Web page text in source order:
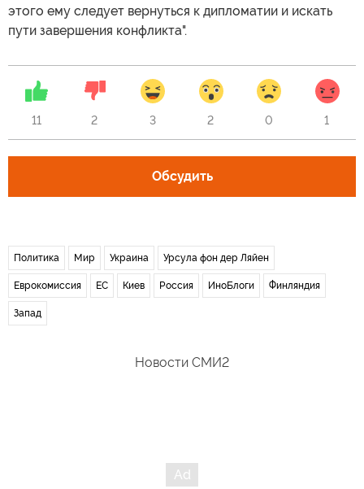
этого ему следует вернуться к дипломатии и искать
пути завершения конфликта".
11 2 3 2 0 1
Обсудить
Политика Мир Украина Урсула фон дер Ляйен
Еврокомиссия ЕС Киев Россия ИноБлоги Финляндия
Запад
Новости СМИ2